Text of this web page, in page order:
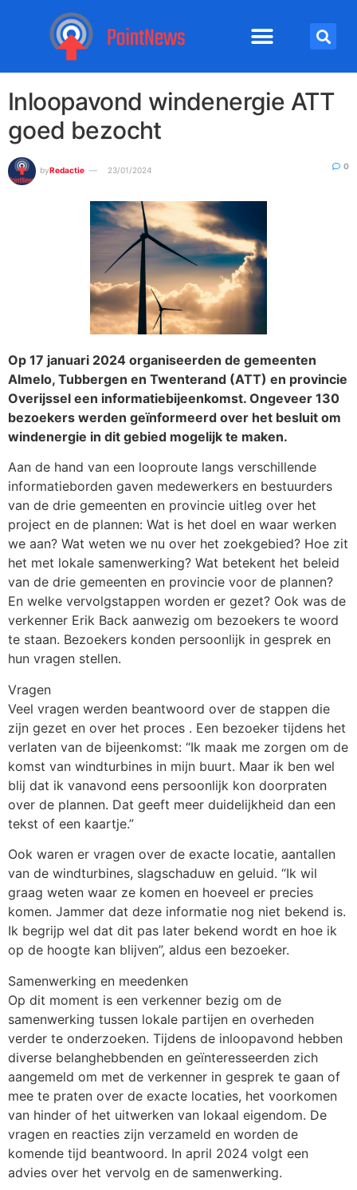
Inloopavond windenergie ATT
goed bezocht
byRedactie 23/01/2024 0
Op 17 januari 2024 organiseerden de gemeenten
Almelo, Tubbergen en Twenterand (ATT) en provincie
Overijssel een informatiebijeenkomst. Ongeveer 130
bezoekers werden geïnformeerd over het besluit om
windenergie in dit gebied mogelijk te maken.
Aan de hand van een looproute langs verschillende
informatieborden gaven medewerkers en bestuurders
van de drie gemeenten en provincie uitleg over het
project en de plannen: Wat is het doel en waar werken
we aan? Wat weten we nu over het zoekgebied? Hoe zit
het met lokale samenwerking? Wat betekent het beleid
van de drie gemeenten en provincie voor de plannen?
En welke vervolgstappen worden er gezet? Ook was de
verkenner Erik Back aanwezig om bezoekers te woord
te staan. Bezoekers konden persoonlijk in gesprek en
hun vragen stellen.
Vragen
Veel vragen werden beantwoord over de stappen die
zijn gezet en over het proces . Een bezoeker tijdens het
verlaten van de bijeenkomst: “Ik maak me zorgen om de
komst van windturbines in mijn buurt. Maar ik ben wel
blij dat ik vanavond eens persoonlijk kon doorpraten
over de plannen. Dat geeft meer duidelijkheid dan een
tekst of een kaartje.”
Ook waren er vragen over de exacte locatie, aantallen
van de windturbines, slagschaduw en geluid. “Ik wil
graag weten waar ze komen en hoeveel er precies
komen. Jammer dat deze informatie nog niet bekend is.
Ik begrijp wel dat dit pas later bekend wordt en hoe ik
op de hoogte kan blijven”, aldus een bezoeker.
Samenwerking en meedenken
Op dit moment is een verkenner bezig om de
samenwerking tussen lokale partijen en overheden
verder te onderzoeken. Tijdens de inloopavond hebben
diverse belanghebbenden en geïnteresseerden zich
aangemeld om met de verkenner in gesprek te gaan of
mee te praten over de exacte locaties, het voorkomen
van hinder of het uitwerken van lokaal eigendom. De
vragen en reacties zijn verzameld en worden de
komende tijd beantwoord. In april 2024 volgt een
advies over het vervolg en de samenwerking.